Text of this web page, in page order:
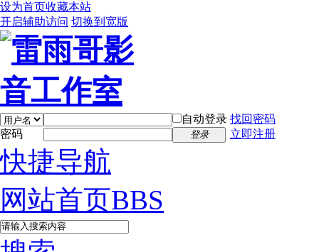
设为首页收藏本站
开启辅助访问 切换到宽版
自动登录 找回密码
密码
登录 立即注册
快捷导航
网站首页BBS